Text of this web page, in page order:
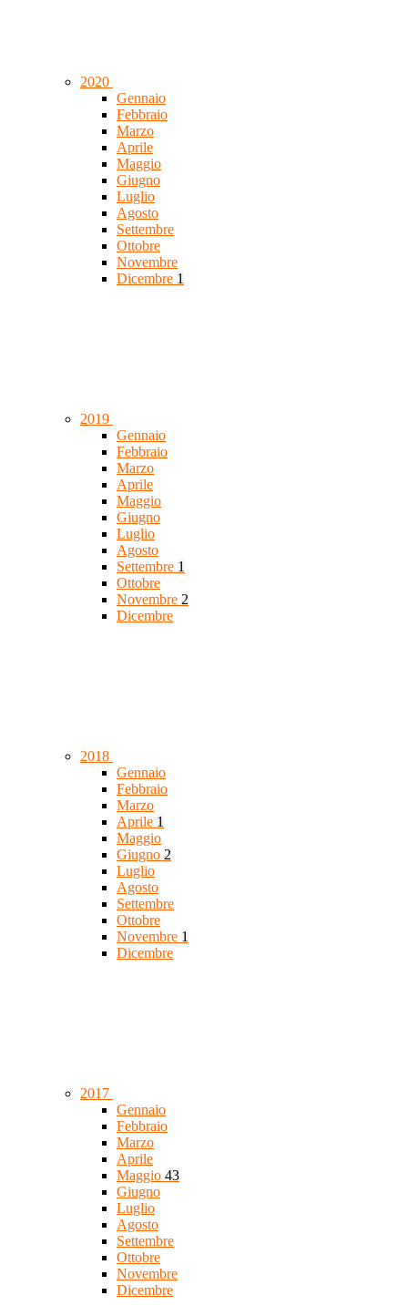
2020
Gennaio
Febbraio
Marzo
Aprile
Maggio
Giugno
Luglio
Agosto
Settembre
Ottobre
Novembre
Dicembre 1
2019
Gennaio
Febbraio
Marzo
Aprile
Maggio
Giugno
Luglio
Agosto
Settembre 1
Ottobre
Novembre 2
Dicembre
2018
Gennaio
Febbraio
Marzo
Aprile 1
Maggio
Giugno 2
Luglio
Agosto
Settembre
Ottobre
Novembre 1
Dicembre
2017
Gennaio
Febbraio
Marzo
Aprile
Maggio 43
Giugno
Luglio
Agosto
Settembre
Ottobre
Novembre
Dicembre